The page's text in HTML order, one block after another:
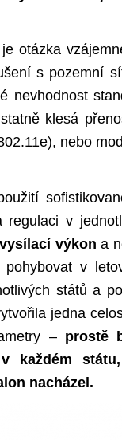
otázka
s pozemní
nevhodnost
klesá
nebo
v
výkon a
v
států a
jedna
– prostě
každém
nacházel.